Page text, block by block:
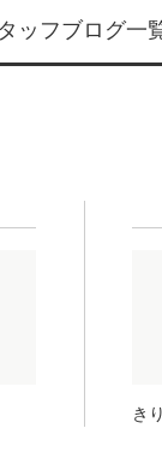
ッフブログ一
き